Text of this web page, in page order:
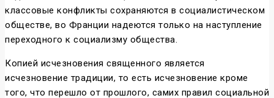
классовые конфликты сохраняются в социалистическом
обществе, во Франции надеются только на наступление
переходного к социализму общества.
Копией исчезновения священного является
исчезновение традиции, то есть исчезновение кроме
того, что перешло от прошлого, самих правил социальной